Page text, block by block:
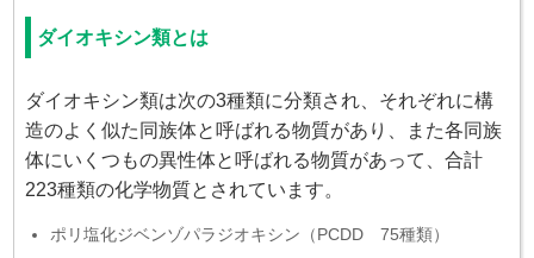
ダイオキシン類とは
ダイオキシン類は次の3種類に分類され、それぞれに構
造のよく似た同族体と呼ばれる物質があり、また各同族
体にいくつもの異性体と呼ばれる物質があって、合計
223種類の化学物質とされています。
ポリ塩化ジベンゾパラジオキシン（PCDD 75種類）